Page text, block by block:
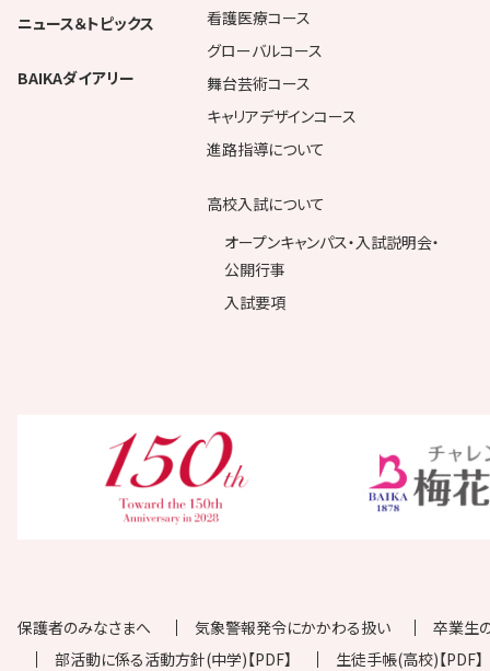
ニュース＆トピックス
BAIKAダイアリー
看護医療コース
グローバルコース
舞台芸術コース
キャリアデザインコース
進路指導について
高校入試について
オープンキャンパス・入試説明会・
公開行事
入試要項
保護者のみなさまへ 気象警報発令にかかわる扱い
卒業生
部活動に係る活動方針(中学)【PDF】
生徒手帳(高校)【PDF】